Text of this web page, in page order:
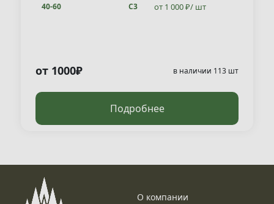
40-60 С3 от 1 000 ₽/ шт
от 1000₽ в наличии 113 шт
Подробнее
О компании